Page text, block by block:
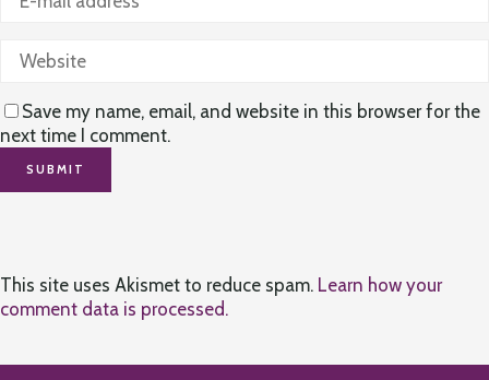
Save my name, email, and website in this browser for the
next time I comment.
This site uses Akismet to reduce spam. Learn how your
comment data is processed.